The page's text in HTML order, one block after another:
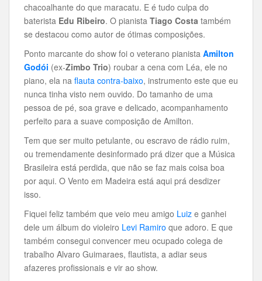
chacoalhante do que maracatu. E é tudo culpa do
baterista Edu Ribeiro. O pianista Tiago Costa também
se destacou como autor de ótimas composições.
Ponto marcante do show foi o veterano pianista Amilton
Godói (ex-Zimbo Trio) roubar a cena com Léa, ele no
piano, ela na flauta contra-baixo, instrumento este que eu
nunca tinha visto nem ouvido. Do tamanho de uma
pessoa de pé, soa grave e delicado, acompanhamento
perfeito para a suave composição de Amilton.
Tem que ser muito petulante, ou escravo de rádio ruim,
ou tremendamente desinformado prá dizer que a Música
Brasileira está perdida, que não se faz mais coisa boa
por aqui. O Vento em Madeira está aqui prá desdizer
isso.
Fiquei feliz também que veio meu amigo Luiz e ganhei
dele um álbum do violeiro Levi Ramiro que adoro. E que
também consegui convencer meu ocupado colega de
trabalho Alvaro Guimaraes, flautista, a adiar seus
afazeres profissionais e vir ao show.